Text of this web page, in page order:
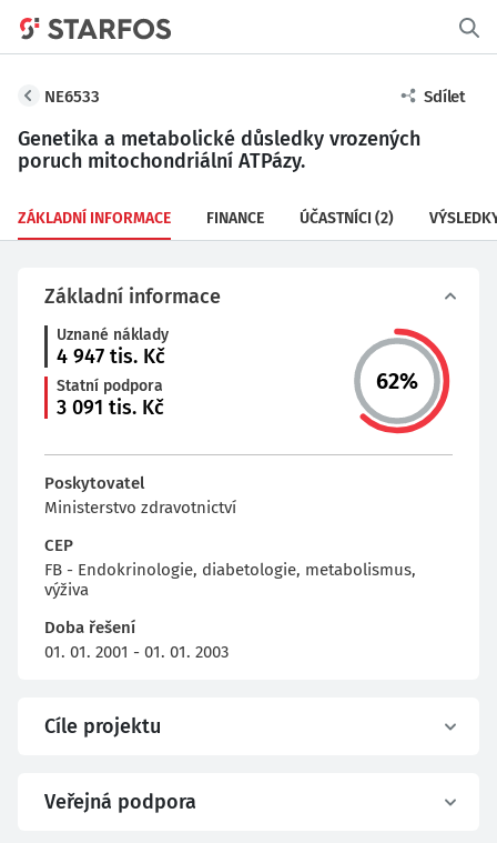
NE6533 Sdílet
Genetika a metabolické důsledky vrozených
poruch mitochondriální ATPázy.
ZÁKLADNÍ INFORMACE FINANCE ÚČASTNÍCI (2)
Základní informace
Uznané náklady
4 947 tis. Kč
Statní podpora
3 091 tis. Kč
62%
Poskytovatel
Ministerstvo zdravotnictví
CEP
FB - Endokrinologie, diabetologie, metabolismus,
výživa
Doba řešení
01. 01. 2001 - 01. 01. 2003
Cíle projektu
Veřejná podpora